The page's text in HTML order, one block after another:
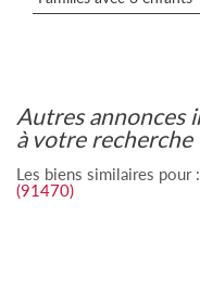
autres annonces immobilières correspondant
à votre recherche
Les biens similaires pour :
(91470)